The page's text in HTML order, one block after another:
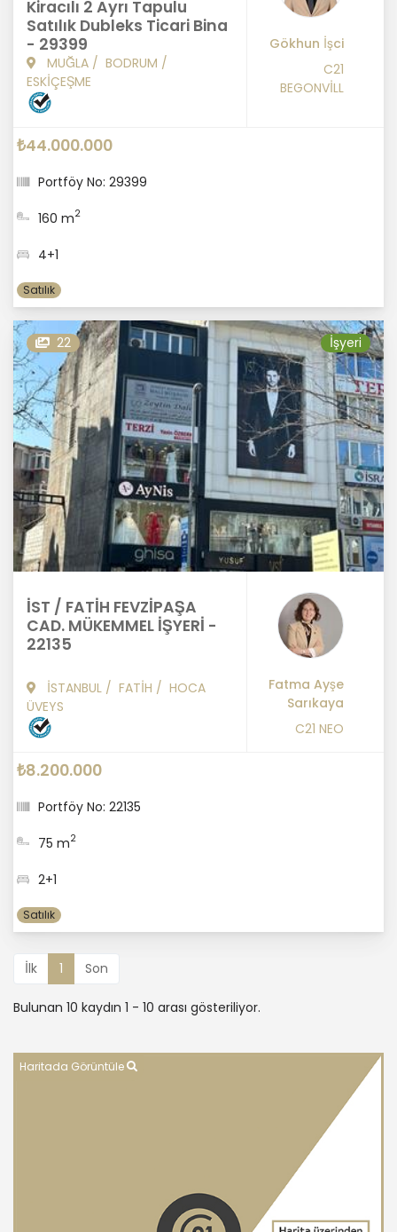
Kiracılı 2 Ayrı Tapulu
Satılık Dubleks Ticari Bina
- 29399
MUĞLA / BODRUM /
ESKİÇEŞME
Gökhun İşci
C21
BEGONVİLL
₺44.000.000
Portföy No: 29399
160 m2
4+1
Satılık
22 İşyeri
İST / FATİH FEVZİPAŞA
CAD. MÜKEMMEL İŞYERİ -
22135
İSTANBUL / FATİH / HOCA
ÜVEYS
Fatma Ayşe
Sarıkaya
C21 NEO
₺8.200.000
Portföy No: 22135
75 m2
2+1
Satılık
İlk 1 Son
Bulunan 10 kaydın 1 - 10 arası gösteriliyor.
Haritada Görüntüle